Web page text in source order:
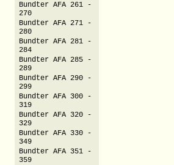
Bundter AFA 261 -
270
Bundter AFA 271 -
280
Bundter AFA 281 -
284
Bundter AFA 285 -
289
Bundter AFA 290 -
299
Bundter AFA 300 -
319
Bundter AFA 320 -
329
Bundter AFA 330 -
349
Bundter AFA 351 -
359